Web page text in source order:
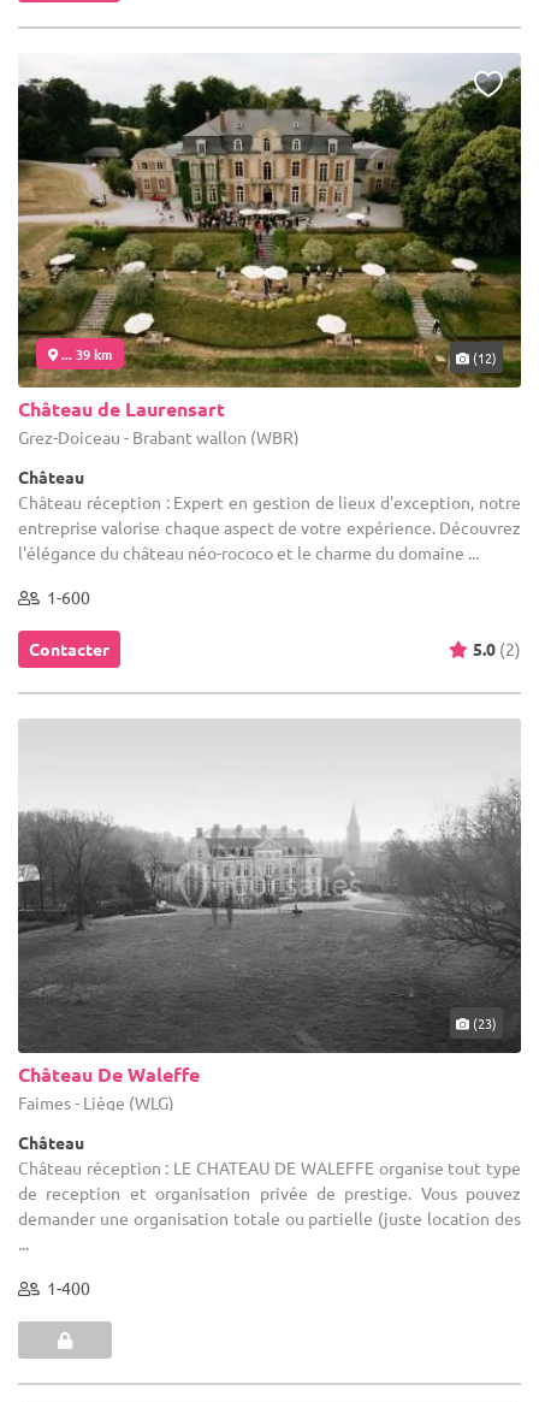
... 39 km (12)
Château de Laurensart
Grez-Doiceau - Brabant wallon (WBR)
Château
Château réception : Expert en gestion de lieux d'exception, notre
entreprise valorise chaque aspect de votre expérience. Découvrez
l'élégance du château néo-rococo et le charme du domaine ...
1-600
Contacter 5.0 (2)
(23)
Château De Waleffe
Faimes - Liège (WLG)
Château
Château réception : LE CHATEAU DE WALEFFE organise tout type
de reception et organisation privée de prestige. Vous pouvez
demander une organisation totale ou partielle (juste location des
...
1-400